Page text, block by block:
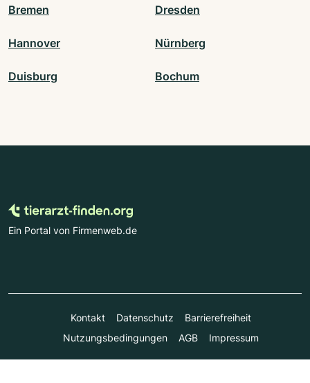
Bremen Dresden
Hannover Nürnberg
Duisburg Bochum
Ein Portal von Firmenweb.de
Kontakt Datenschutz
Barrierefreiheit
Nutzungsbedingungen
AGB Impressum